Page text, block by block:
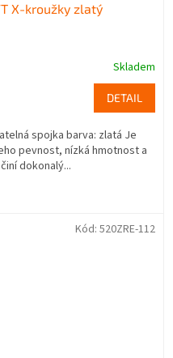
X-kroužky zlatý
Skladem
DETAIL
spojka barva: zlatá Je
pevnost, nízká hmotnost a
dokonalý...
Kód: 520ZRE-112